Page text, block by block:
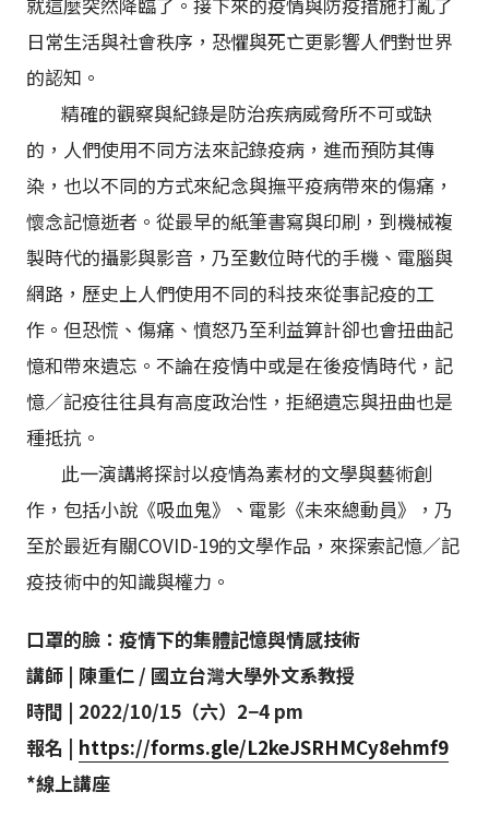
日常生活與社會秩序，恐懼與死亡更影響人們對世界
的認知。
精確的觀察與紀錄是防治疾病威脅所不可或缺
的，人們使用不同方法來記錄疫病，進而預防其傳
染，也以不同的方式來紀念與撫平疫病帶來的傷痛，
懷念記憶逝者。從最早的紙筆書寫與印刷，到機械複
製時代的攝影與影音，乃至數位時代的手機、電腦與
網路，歷史上人們使用不同的科技來從事記疫的工
作。但恐慌、傷痛、憤怒乃至利益算計卻也會扭曲記
憶和帶來遺忘。不論在疫情中或是在後疫情時代，記
憶／記疫往往具有高度政治性，拒絕遺忘與扭曲也是
種抵抗。
此一演講將探討以疫情為素材的文學與藝術創
作，包括小說《吸血鬼》、電影《未來總動員》，乃
至於最近有關COVID-19的文學作品，來探索記憶／記
疫技術中的知識與權力。
口罩的臉：疫情下的集體記憶與情感技術
講師 | 陳重仁 / 國立台灣大學外文系教授
時間 | 2022/10/15（六）2−4 pm
報名 | https://forms.gle/L2keJSRHMCy8ehmf9
*線上講座